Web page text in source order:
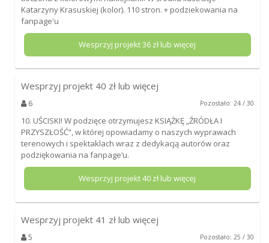
Katarzyny Krasuskiej (kolor). 110 stron. + podziekowania na
fanpage'u
Wesprzyj projekt36 zł lub więcej
Wesprzyj projekt 40 zł lub więcej
6 Pozostało: 24 / 30
10. UŚCISKI! W podzięce otrzymujesz KSIĄŻKĘ „ŹRÓDŁA I
PRZYSZŁOŚĆ”, w której opowiadamy o naszych wyprawach
terenowych i spektaklach wraz z dedykacją autorów oraz
podziękowania na fanpage’u.
Wesprzyj projekt40 zł lub więcej
Wesprzyj projekt 41 zł lub więcej
5 Pozostało: 25 / 30